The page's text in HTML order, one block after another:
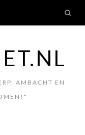
AMBACHT EN